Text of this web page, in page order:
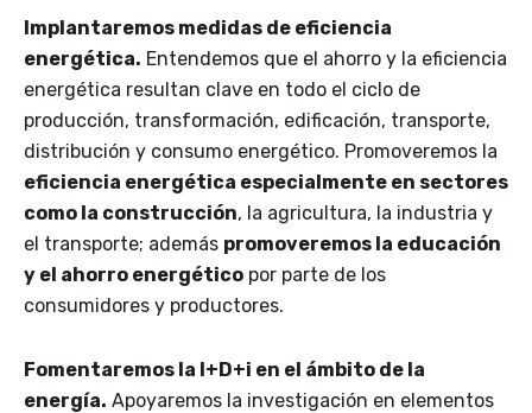
Implantaremos medidas de eficiencia
energética. Entendemos que el ahorro y la eficiencia
energética resultan clave en todo el ciclo de
producción, transformación, edificación, transporte,
distribución y consumo energético. Promoveremos la
eficiencia energética especialmente en sectores
como la construcción, la agricultura, la industria y
el transporte; además promoveremos la educación
y el ahorro energético por parte de los
consumidores y productores.
Fomentaremos la I+D+i en el ámbito de la
energía. Apoyaremos la investigación en elementos